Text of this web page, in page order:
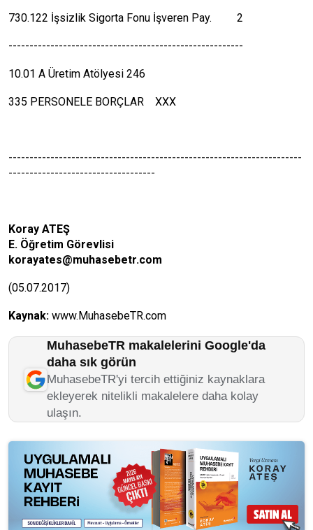
730.122 İşsizlik Sigorta Fonu İşveren Pay. 2
--------------------------------------------------------
10.01 A Üretim Atölyesi 246
335 PERSONELE BORÇLAR XXX
----------------------------------------------------------------------
-----------------------------------
Koray ATEŞ
E. Öğretim Görevlisi
korayates@muhasebetr.com
(05.07.2017)
Kaynak: www.MuhasebeTR.com
MuhasebeTR makalelerini Google'da
daha sık görün
MuhasebeTR'yi tercih ettiğiniz kaynaklara
ekleyerek nitelikli makalelere daha kolay
ulaşın.